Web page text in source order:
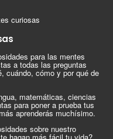
para las mentes
a todas las preguntas
cuándo, cómo y por qué de
matemáticas, ciencias
para poner a prueba tus
aprenderás muchísimo.
sobre nuestro